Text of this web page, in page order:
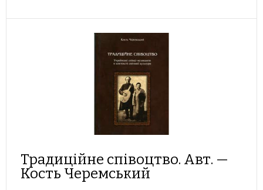
Традиційне співоцтво. Авт. —
Кость Черемський